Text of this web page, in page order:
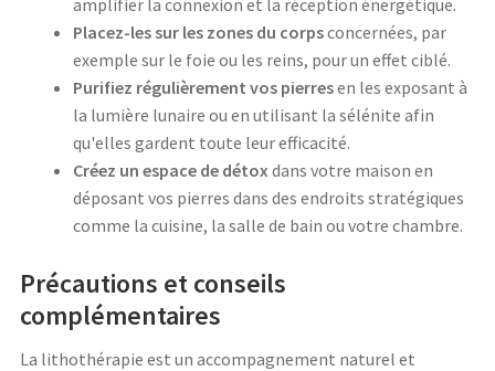
Placez-les sur les zones du corpsconcernées, par
exemple sur le foie ou les reins, pour un effet ciblé.
Purifiez régulièrement vos pierresen les exposant à
la lumière lunaire ou en utilisant la sélénite afin
qu'elles gardent toute leur efficacité.
Créez un espace de détox dans votre maison en
déposant vos pierres dans des endroits stratégiques
comme la cuisine, la salle de bain ou votre chambre.
Précautions et conseils
complémentaires
La lithothérapie est un accompagnement naturel et